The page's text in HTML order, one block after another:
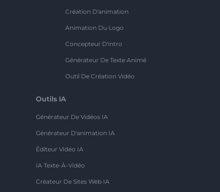
Création D'animation
Animation Du Logo
Concepteur D'intro
Générateur De Texte Animé
Outil De Création Vidéo
Outils IA
Générateur De Vidéos IA
Générateur D'animation IA
Éditeur Vidéo IA
IA Texte-À-Vidéo
Créateur De Sites Web IA